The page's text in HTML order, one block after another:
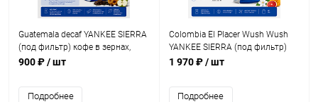
Guatemala decaf YANKEE SIERRA
(под фильтр) кофе в зернах,
упак. 200 г.
900 ₽/ шт
Подробнее
Colombia El Placer Wush Wush
YANKEE SIERRA (под фильтр)
кофе в зернах, упак. 100 г.
1 970 ₽/ шт
Подробнее